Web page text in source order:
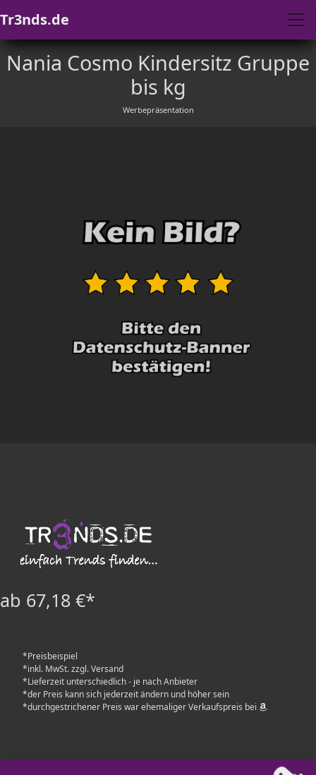
Tr3nds.de
Nania Cosmo Kindersitz Gruppe
bis kg
Werbepräsentation
ab 67,18 €*
*Preisbeispiel
*inkl. MwSt. zzgl. Versand
*Lieferzeit unterschiedlich - je nach Anbieter
*der Preis kann sich jederzeit ändern und höher sein
*durchgestrichener Preis war ehemaliger Verkaufspreis bei